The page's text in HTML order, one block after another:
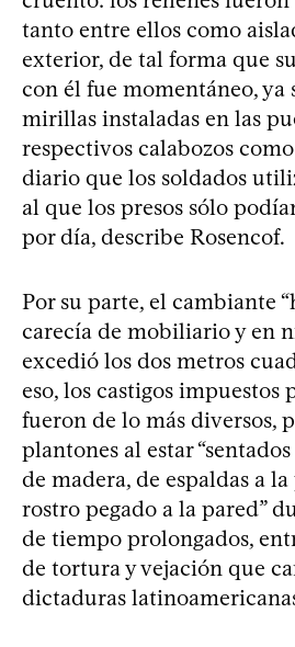
tanto entre ellos como
exterior, de tal forma que
con él fue momentáneo, ya
mirillas instaladas en las
respectivos calabozos
diario que los soldados
al que los presos sólo
por día, describe Rosencof.
Por su parte, el cambiante
carecía de mobiliario y en
excedió los dos metros
eso, los castigos impuestos
fueron de lo más diversos,
plantones al estar
de madera, de espaldas a
rostro pegado a la pared”
de tiempo prolongados,
de tortura y vejación que
dictaduras